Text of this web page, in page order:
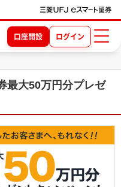
口座開設 ログイン
最大50万円分プレゼ